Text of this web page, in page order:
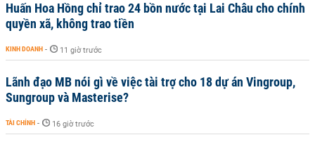
Huấn Hoa Hồng chỉ trao 24 bồn nước tại Lai Châu cho chính
quyền xã, không trao tiền
KINH DOANH - 11 giờ trước
Lãnh đạo MB nói gì về việc tài trợ cho 18 dự án Vingroup,
Sungroup và Masterise?
TÀI CHÍNH - 16 giờ trước